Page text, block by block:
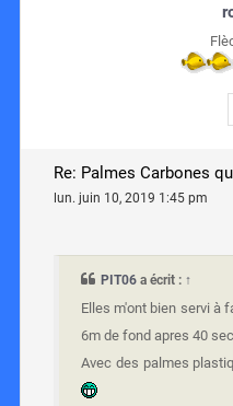
Re: Palmes Carbones
lun. juin 10, 2019 1:45 pm
PIT06 a écrit : ↑
Elles m'ont bien servi à
6m de fond apres 40
Avec des palmes